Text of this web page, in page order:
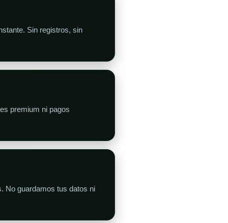
Sin registros, sin
premium ni pagos
No guardamos tus datos ni